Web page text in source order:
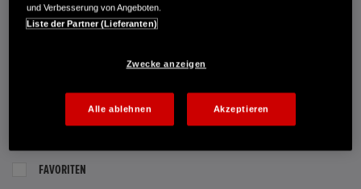
Route planen
Händlerbestand anzeigen
PROBEFAHRT VEREINBAREN
FAVORITEN
und Verbesserung von Angeboten.
Liste der Partner (Lieferanten)
Zwecke anzeigen
Alle ablehnen Akzeptieren